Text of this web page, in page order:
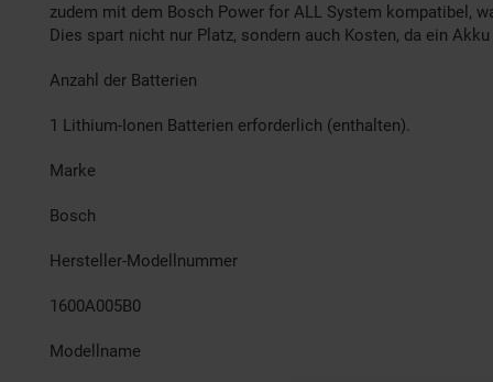
zudem mit dem Bosch Power for ALL System kompatibel,
Dies spart nicht nur Platz, sondern auch Kosten, da ein
Anzahl der Batterien
1 Lithium-Ionen Batterien erforderlich (enthalten).
Marke
Bosch
Hersteller-Modellnummer
1600A005B0
Modellname